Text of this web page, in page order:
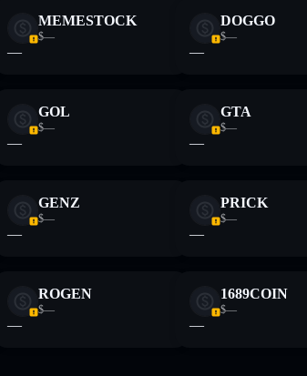
MEMESTOCK
$—
—
DOGGO
$—
—
GOL
$—
—
GTA
$—
—
GENZ
$—
—
PRICK
$—
—
ROGEN
$—
—
1689COIN
$—
—